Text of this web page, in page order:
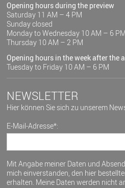
Opening hours during the preview
Saturday 11 AM – 4 PM
Sunday closed
Monday to Wednesday 10 AM – 6 PM
Thursday 10 AM – 2 PM
Opening hours in the week after the
Tuesday to Friday 10 AM – 6 PM
NEWSLETTER
Hier können Sie sich zu unserem
E-Mail-Adresse*:
Mit Angabe meiner Daten und
mich einverstanden, den hier
erhalten. Meine Daten werden nicht